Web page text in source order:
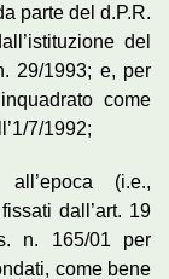
parte del d.P.R.
del
29/1993; e, per
come
7/1992;
(i.e.,
dall’art. 19
n. 165/01 per
come bene